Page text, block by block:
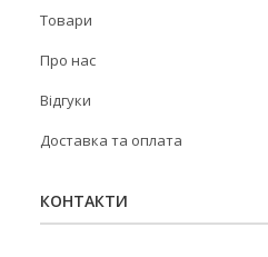
Товари
Про нас
Відгуки
Доставка та оплата
КОНТАКТИ